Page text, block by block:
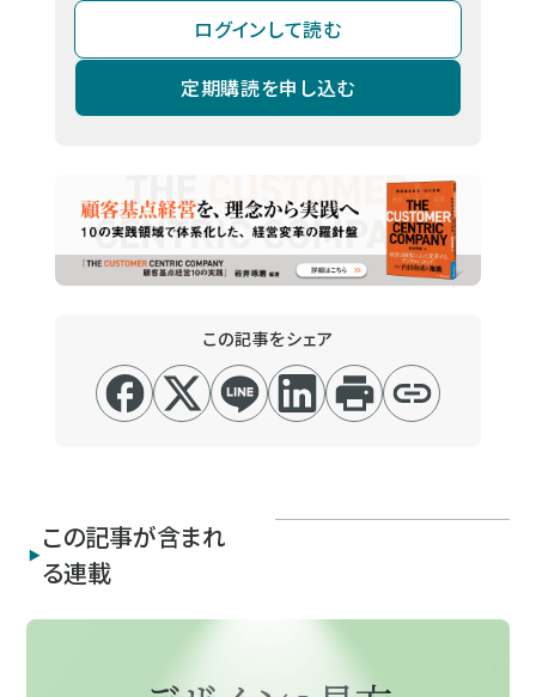
ログインして読む
定期購読を申し込む
この記事をシェア
この記事が含まれ
る連載